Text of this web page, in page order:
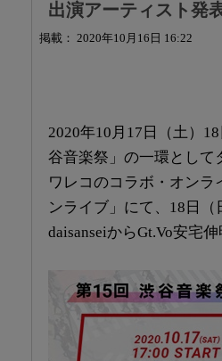
出演アーティスト発
掲載： 2020年10月16日 16:22
2020年10月17日（土）
谷音楽祭」の一環として
ワレコのコラボ・オンラ
ンライブ」にて、 18日（
daisanseiからGt.Vo安宅